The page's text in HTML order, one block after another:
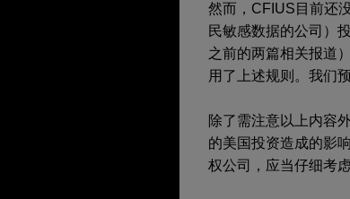
然而，CFIUS目前还
民敏感数据的公司）
之前的两篇相关报道
用了上述规则。我们
除了需注意以上内容
的美国投资造成的影
权公司，应当仔细考